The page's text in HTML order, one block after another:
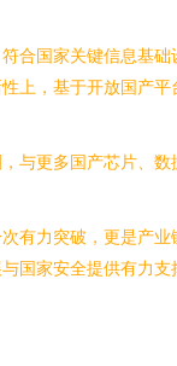
合国家关键信息基础
上，基于开放国产
与更多国产芯片、
有力突破，更是产
国家安全提供有力支